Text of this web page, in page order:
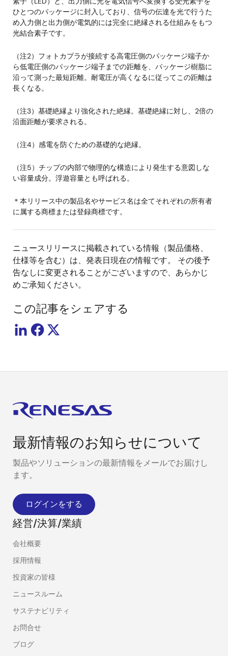
ひとつのパッケージに封入しており、信号の伝達を光で行うた
め入力側と出力側が電気的には完全に絶縁される仕組みをもつ
光結合素子です。
（注2）フォトカプラが接続する高電圧側のパッケージ端子か
ら低電圧側のパッケージ端子までの距離を、パッケージ樹脂に
沿って測った最短距離。耐電圧が高くなるに従ってこの距離は
長くなる。
（注3）基礎絶縁より強化された絶縁。基礎絶縁に対し、2倍の
沿面距離が要求される。
（注4）感電を防ぐための基礎的な絶縁。
（注5）チップの内部で物理的な構造により発生する意図しな
い容量成分。浮遊容量とも呼ばれる。
＊本リリース中の製品名やサービス名は全てそれぞれの所有者
に属する商標または登録商標です。
ニュースリリースに掲載されている情報（製品価格、
仕様等を含む）は、発表日現在の情報です。 その後予
告なしに変更されることがございますので、あらかじ
めご承知ください。
この記事をシェアする
最新情報のお知らせについて
製品やソリューションの最新情報をメールでお届けし
ます。
ログインをする
経営/決算/業績
会社概要
採用情報
投資家の皆様
ニュースルーム
サステナビリティ
お問合せ
ブログ